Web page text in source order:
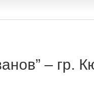
– гр.